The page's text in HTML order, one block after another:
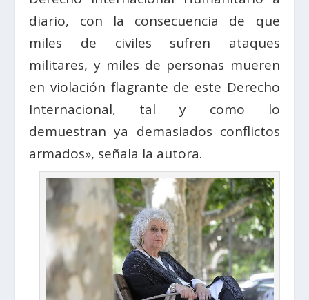
diario, con la consecuencia de que
miles de civiles sufren ataques
militares, y miles de personas mueren
en violación flagrante de este Derecho
Internacional, tal y como lo
demuestran ya demasiados conflictos
armados», señala la autora.